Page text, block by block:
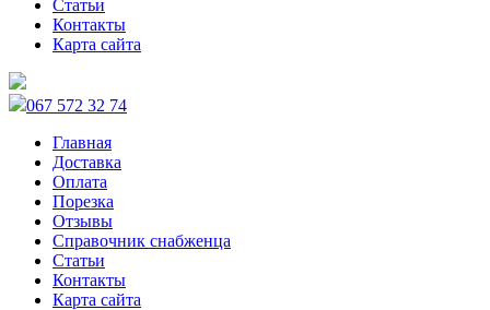
Статьи
Контакты
Карта сайта
067 572 32 74
Главная
Доставка
Оплата
Порезка
Отзывы
Справочник снабженца
Статьи
Контакты
Карта сайта